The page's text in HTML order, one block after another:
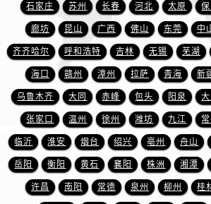
石家庄 苏州 长春 河北 太原
廊坊 昆山 广西 佛山 东莞 中
齐齐哈尔 呼和浩特 吉林 无锡 芜湖
海口 赣州 漳州 拉萨 青海 新
乌鲁木齐 大同 赤峰 包头 阳泉
张家口 温州 徐州 潍坊 九江
临沂 淮安 烟台 绍兴 亳州 舟山
岳阳 衡阳 黄石 襄阳 株洲 湘潭
许昌 南阳 常德 泉州 柳州 桂